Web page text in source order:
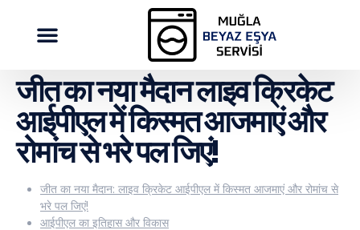
जीत का नया मैदान लाइव क्रिकेट
आईपीएल में किस्मत आजमाएं और
रोमांच से भरे पल जिएं!
जीत का नया मैदान: लाइव क्रिकेट आईपीएल में किस्मत आजमाएं और रोमांच से
भरे पल जिएं!
आईपीएल का इतिहास और विकास